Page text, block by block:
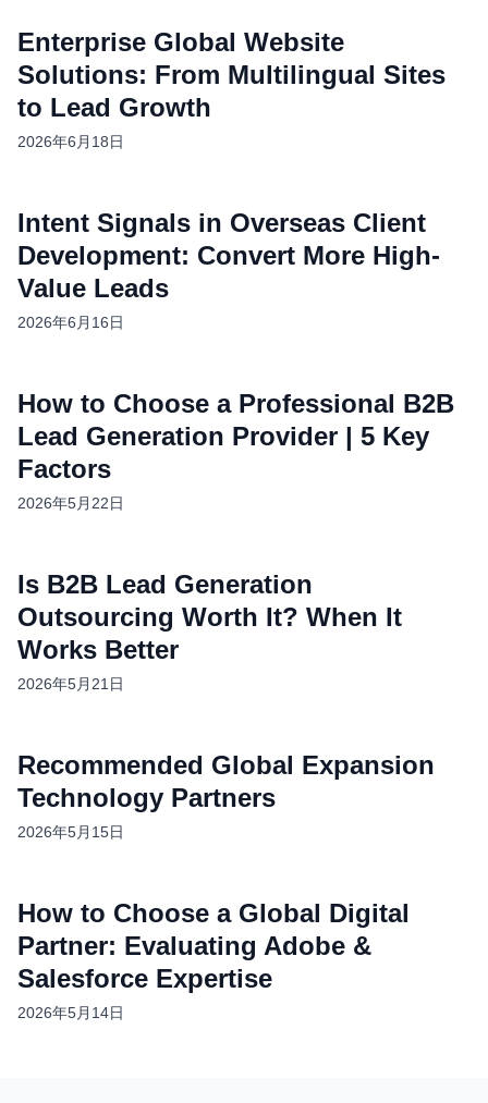
Enterprise Global Website
Solutions: From Multilingual Sites
to Lead Growth
2026年6月18日
Intent Signals in Overseas Client
Development: Convert More High-
Value Leads
2026年6月16日
How to Choose a Professional B2B
Lead Generation Provider | 5 Key
Factors
2026年5月22日
Is B2B Lead Generation
Outsourcing Worth It? When It
Works Better
2026年5月21日
Recommended Global Expansion
Technology Partners
2026年5月15日
How to Choose a Global Digital
Partner: Evaluating Adobe &
Salesforce Expertise
2026年5月14日